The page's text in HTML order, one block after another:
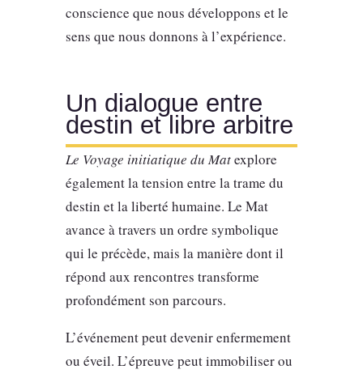
conscience que nous développons et le
sens que nous donnons à l’expérience.
Un dialogue entre
destin et libre arbitre
Le Voyage initiatique du Matexplore
également la tension entre la trame du
destin et la liberté humaine. Le Mat
avance à travers un ordre symbolique
qui le précède, mais la manière dont il
répond aux rencontres transforme
profondément son parcours.
L’événement peut devenir enfermement
ou éveil. L’épreuve peut immobiliser ou